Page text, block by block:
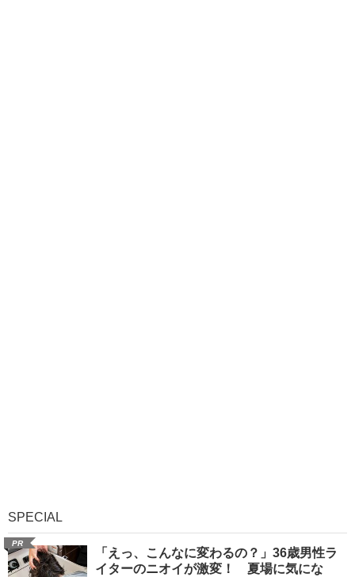
SPECIAL
PR
「えっ、こんなに変わるの？」36歳男性ラ
イターのニオイが激変！ 夏場に気にな